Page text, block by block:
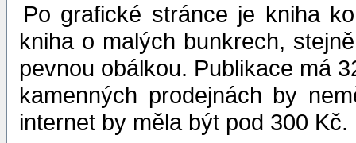
Po grafické stránce je kniha
kniha o malých bunkrech,
pevnou obálkou. Publikace má
kamenných prodejnách by
internet by měla být pod 300 Kč.